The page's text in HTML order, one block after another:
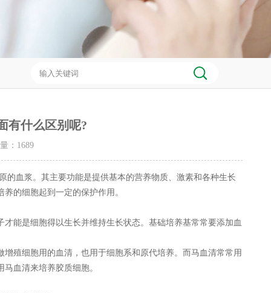
有什么区别呢?
： 1689
血浆。其主要功能是提供基本的营养物质、激素和各种生长
的细胞起到一定的保护作用。
能是细胞得以生长并维持生长状态。基础培养基常常要添加血
殖细胞用的血清，也用于细胞系和原代培养。而马血清常常用
血清来培养胶质细胞。